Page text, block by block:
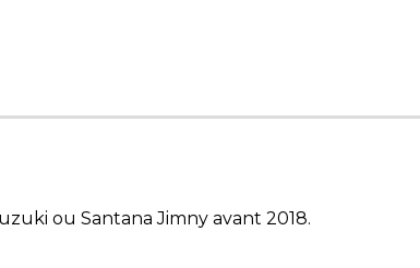
ou Santana Jimny avant 2018.